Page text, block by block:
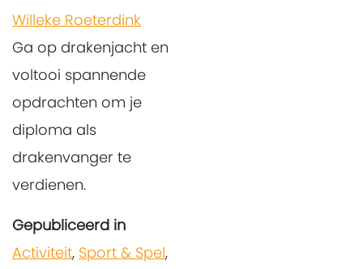
Willeke Roeterdink
Ga op drakenjacht en
voltooi spannende
opdrachten om je
diploma als
drakenvanger te
verdienen.
Gepubliceerd in
Activiteit, Sport & Spel,